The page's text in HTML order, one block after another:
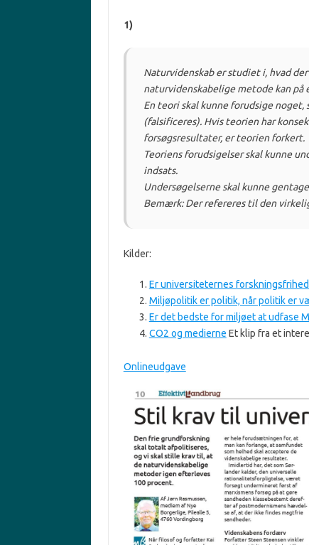
1)
Naturvidenskab er studiet i, hvad
naturvidenskabelige metode kan på
En teori skal kunne forudsige
(falsificeres). Hvis teorien har
forsøgsresultater, er teorien forkert.
Teoriens forudsigelser skal kunne
indsats.
Undersøgelserne skal kunne
Bemærk: Der refereres til den
Kilder:
Er universiteternes
Miljøpolitik er politik, når politik er
Er det bedste for miljøet at udfase
CO2 og medierne Et klip fra et
Onlineudgave